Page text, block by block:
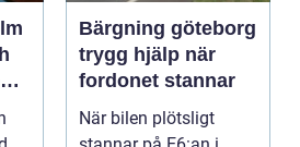
Bärgning göteborg
trygg hjälp när
fordonet stannar
När bilen plötsligt